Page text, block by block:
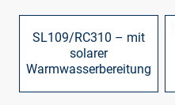
SL109/RC310 – mit
solarer
Warmwasserbereitung